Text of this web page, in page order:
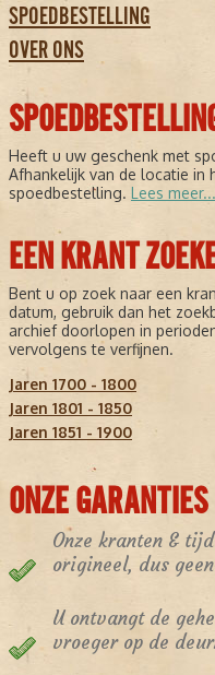
SPOEDBESTELLING
OVER ONS
Heeft u uw geschenk met
Afhankelijk van de locatie in
spoedbestelling. Lees meer...
EEN KRANT
Bent u op zoek naar een
datum, gebruik dan het
archief doorlopen in
vervolgens te verfijnen.
Jaren 1700 - 1800
Jaren 1801 - 1850
Jaren 1851 - 1900
ONZE GARANTIES
Onze kranten &
origineel, dus
U ontvangt de
vroeger op de